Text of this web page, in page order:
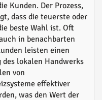
Kunden. Der Prozess,
dass die teuerste oder
beste Wahl ist. Oft
in benachbarten
leisten einen
lokalen Handwerks
von
effektiver
was den Wert der